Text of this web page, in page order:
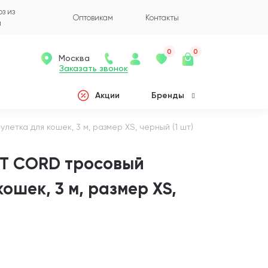
из
Оптовикам Контакты
Заказать звонок
Москва
0 0
Акции Бренды
для кошек, 3 м, размер XS, черный (1 шт)
CORD тросовый
3 м, размер XS,